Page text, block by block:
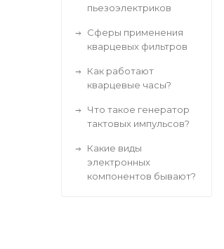
пьезоэлектриков
Сферы применения
кварцевых фильтров
Как работают
кварцевые часы?
Что такое генератор
тактовых импульсов?
Какие виды
электронных
компонентов бывают?